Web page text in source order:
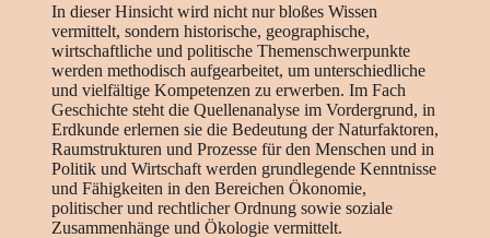
In dieser Hinsicht wird nicht nur bloßes Wissen
vermittelt, sondern historische, geographische,
wirtschaftliche und politische Themenschwerpunkte
werden methodisch aufgearbeitet, um unterschiedliche
und vielfältige Kompetenzen zu erwerben. Im Fach
Geschichte steht die Quellenanalyse im Vordergrund, in
Erdkunde erlernen sie die Bedeutung der Naturfaktoren,
Raumstrukturen und Prozesse für den Menschen und in
Politik und Wirtschaft werden grundlegende Kenntnisse
und Fähigkeiten in den Bereichen Ökonomie,
politischer und rechtlicher Ordnung sowie soziale
Zusammenhänge und Ökologie vermittelt.